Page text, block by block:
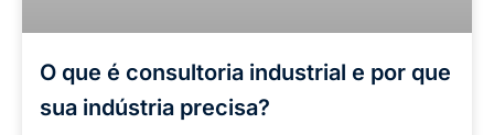
O que é consultoria industrial e por que
sua indústria precisa?